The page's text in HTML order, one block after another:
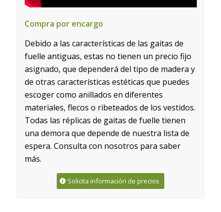
Compra por encargo
Debido a las características de las gaitas de
fuelle antiguas, estas no tienen un precio fijo
asignado, que dependerá del tipo de madera y
de otras características estéticas que puedes
escoger como anillados en diferentes
materiales, flecos o ribeteados de los vestidos.
Todas las réplicas de gaitas de fuelle tienen
una demora que depende de nuestra lista de
espera. Consulta con nosotros para saber
más.
Solicita información de precios